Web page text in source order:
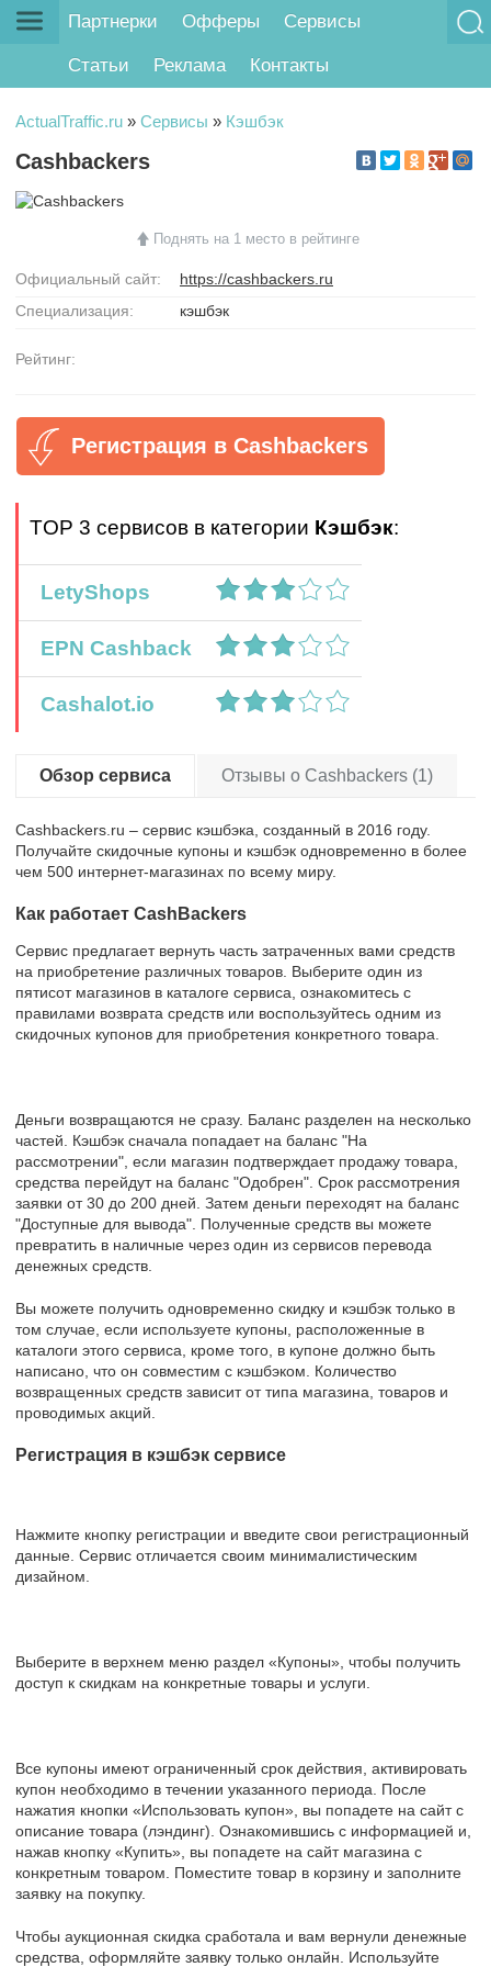
Партнерки Офферы Сервисы
Статьи Реклама Контакты
ActualTraffic.ru » Сервисы » Кэшбэк
Cashbackers
Поднять на 1 место в рейтинге
Официальный сайт:
https://cashbackers.ru
Специализация:
кэшбэк
Рейтинг:
Регистрация в Cashbackers
TOP 3 сервисов в категории Кэшбэк:
LetyShops
EPN Cashback
Cashalot.io
Обзор сервиса Отзывы о Cashbackers (1)
Сashbackers.ru – сервис кэшбэка, созданный в 2016 году.
Получайте скидочные купоны и кэшбэк одновременно в более
чем 500 интернет-магазинах по всему миру.
Как работает СashBackers
Сервис предлагает вернуть часть затраченных вами средств
на приобретение различных товаров. Выберите один из
пятисот магазинов в каталоге сервиса, ознакомитесь с
правилами возврата средств или воспользуйтесь одним из
скидочных купонов для приобретения конкретного товара.
Деньги возвращаются не сразу. Баланс разделен на несколько
частей. Кэшбэк сначала попадает на баланс "На
рассмотрении", если магазин подтверждает продажу товара,
средства перейдут на баланс "Одобрен". Срок рассмотрения
заявки от 30 до 200 дней. Затем деньги переходят на баланс
"Доступные для вывода". Полученные средств вы можете
превратить в наличные через один из сервисов перевода
денежных средств.
Вы можете получить одновременно скидку и кэшбэк только в
том случае, если используете купоны, расположенные в
каталоги этого сервиса, кроме того, в купоне должно быть
написано, что он совместим с кэшбэком. Количество
возвращенных средств зависит от типа магазина, товаров и
проводимых акций.
Регистрация в кэшбэк сервисе
Нажмите кнопку регистрации и введите свои регистрационный
данные. Сервис отличается своим минималистическим
дизайном.
Выберите в верхнем меню раздел «Купоны», чтобы получить
доступ к скидкам на конкретные товары и услуги.
Все купоны имеют ограниченный срок действия, активировать
купон необходимо в течении указанного периода. После
нажатия кнопки «Использовать купон», вы попадете на сайт с
описание товара (лэндинг). Ознакомившись с информацией и,
нажав кнопку «Купить», вы попадете на сайт магазина с
конкретным товаром. Поместите товар в корзину и заполните
заявку на покупку.
Чтобы аукционная скидка сработала и вам вернули денежные
средства, оформляйте заявку только онлайн. Используйте